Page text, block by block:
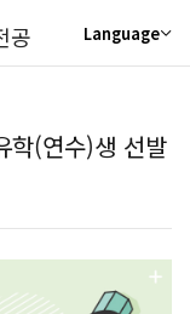
공 Language
학(연수)생 선발